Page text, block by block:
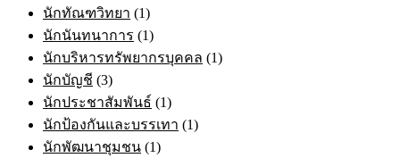
นักทัณฑวิทยา (1)
นักนันทนาการ (1)
นักบริหารทรัพยากรบุคคล (1)
นักบัญชี (3)
นักประชาสัมพันธ์ (1)
นักป้องกันและบรรเทา (1)
นักพัฒนาชุมชน (1)